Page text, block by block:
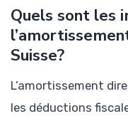
Quels sont les
Suisse?
L’amortissement
les déductions